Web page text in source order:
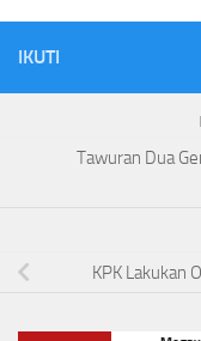
IKUTI
Tawuran Dua
KPK Lakukan